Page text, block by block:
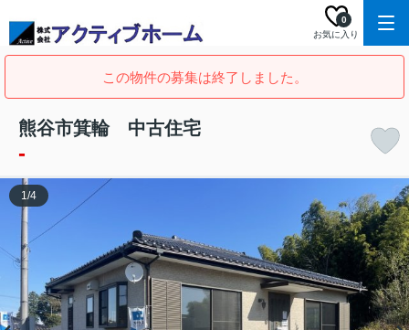
お気に入り
0
この物件の募集は終了しました。
熊谷市箕輪 中古住宅
-
1/4